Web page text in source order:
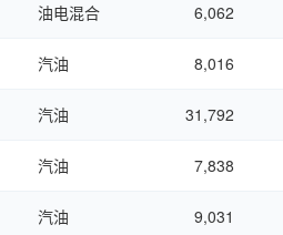
油电混合 6,062
汽油 8,016
汽油 31,792
汽油 7,838
汽油 9,031